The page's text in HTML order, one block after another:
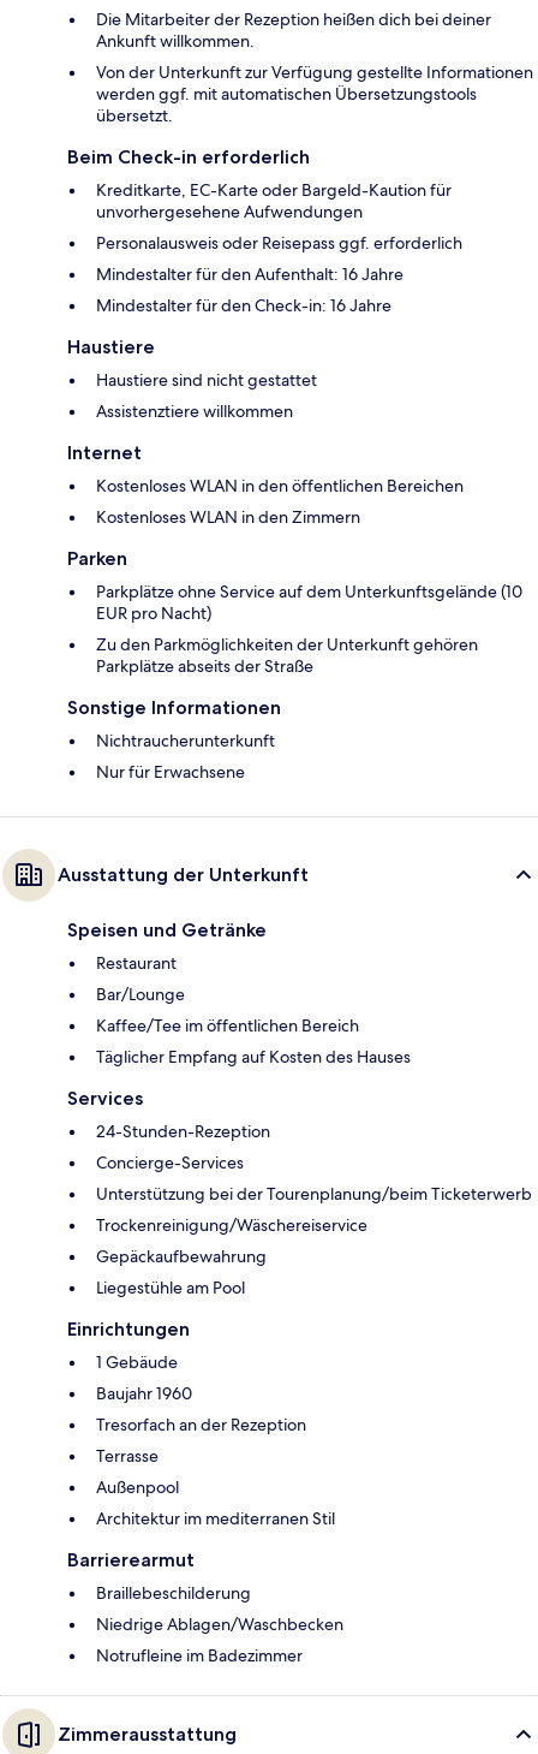
Die Mitarbeiter der Rezeption heißen dich bei deiner
Ankunft willkommen.
Von der Unterkunft zur Verfügung gestellte Informationen
werden ggf. mit automatischen Übersetzungstools
übersetzt.
Beim Check-in erforderlich
Kreditkarte, EC-Karte oder Bargeld-Kaution für
unvorhergesehene Aufwendungen
Personalausweis oder Reisepass ggf. erforderlich
Mindestalter für den Aufenthalt: 16 Jahre
Mindestalter für den Check-in: 16 Jahre
Haustiere
Haustiere sind nicht gestattet
Assistenztiere willkommen
Internet
Kostenloses WLAN in den öffentlichen Bereichen
Kostenloses WLAN in den Zimmern
Parken
Parkplätze ohne Service auf dem Unterkunftsgelände (10
EUR pro Nacht)
Zu den Parkmöglichkeiten der Unterkunft gehören
Parkplätze abseits der Straße
Sonstige Informationen
Nichtraucherunterkunft
Nur für Erwachsene
Ausstattung der Unterkunft
Speisen und Getränke
Restaurant
Bar/Lounge
Kaffee/Tee im öffentlichen Bereich
Täglicher Empfang auf Kosten des Hauses
Services
24-Stunden-Rezeption
Concierge-Services
Unterstützung bei der Tourenplanung/beim Ticketerwerb
Trockenreinigung/Wäschereiservice
Gepäckaufbewahrung
Liegestühle am Pool
Einrichtungen
1 Gebäude
Baujahr 1960
Tresorfach an der Rezeption
Terrasse
Außenpool
Architektur im mediterranen Stil
Barrierearmut
Braillebeschilderung
Niedrige Ablagen/Waschbecken
Notrufleine im Badezimmer
Zimmerausstattung